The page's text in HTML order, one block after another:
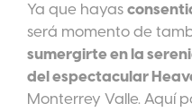
Ya que hayas
será momento de
sumergirte en la
del espectacular
Monterrey Valle. Aquí